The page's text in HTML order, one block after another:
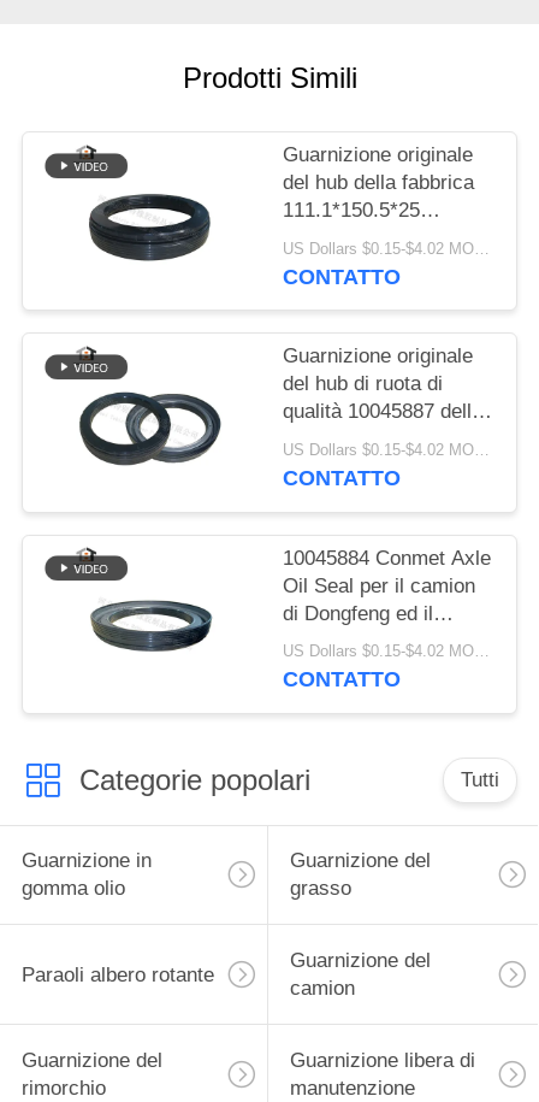
Prodotti Simili
Guarnizione originale
del hub della fabbrica
111.1*150.5*25
applicabile a Conmet
Axle No 10045883
US Dollars $0.15-$4.02 MOQ:20 pezzi
CONTATTO
Guarnizione originale
del hub di ruota di
qualità 10045887 della
fabbrica per la
guarnizione dell'asse
US Dollars $0.15-$4.02 MOQ:20 pezzi
CONTATTO
10045884 Conmet Axle
Oil Seal per il camion
di Dongfeng ed il
camion
133.36x187.5x24 di
US Dollars $0.15-$4.02 MOQ:20 pezzi
CONTATTO
Categorie popolari Tutti
Guarnizione in
gomma olio
Guarnizione del
grasso
Paraoli albero rotante
Guarnizione del
camion
Guarnizione del
rimorchio
Guarnizione libera di
manutenzione